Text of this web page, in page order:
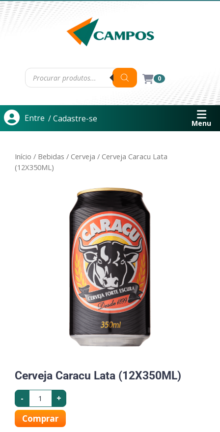
0
Entre / Cadastre-se Menu
Início / Bebidas / Cerveja / Cerveja Caracu Lata
(12X350ML)
Cerveja Caracu Lata (12X350ML)
- +
Comprar